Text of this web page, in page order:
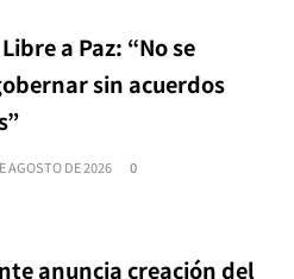
a Paz: “No se
sin acuerdos
AGOSTO DE 2026 0
anuncia creación del